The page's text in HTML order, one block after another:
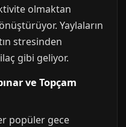
olmaktan
Yaylaların
stresinden
gibi geliyor.
ve Topçam
popüler gece